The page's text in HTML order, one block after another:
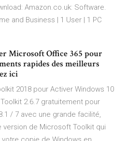
Amazon.co.uk: Software.
and Business | 1 User | 1 PC
Microsoft Office 365 pour
rapides des meilleurs
ici
2018 pour Activer Windows 10
2.6.7 gratuitement pour
/ 7 avec une grande facilité,
de Microsoft Toolkit qui